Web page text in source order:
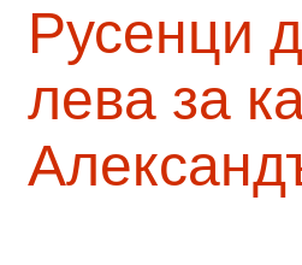
Русенци
лева за